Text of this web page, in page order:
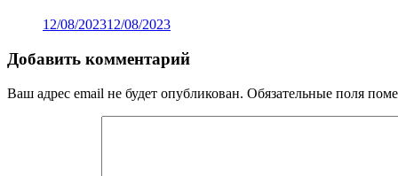
12/08/202312/08/2023
Добавить комментарий
Ваш адрес email не будет опубликован. Обязательные поля